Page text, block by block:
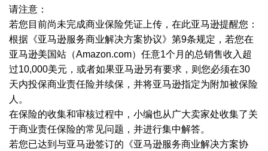
请注意：
若您目前尚未完成商业保险凭证上传，在此亚马逊提醒您：
根据《亚马逊服务商业解决方案协议》第9条规定，若您在
亚马逊美国站（Amazon.com）任意1个月的总销售收入超
过10,000美元，或者如果亚马逊另有要求，则您必须在30
天内投保商业责任险并续保，并将亚马逊指定为附加被保险
人。
在保险的收集和审核过程中，小编也从广大卖家处收集了关
于商业责任保险的常见问题，并进行集中解答。
若您已达到与亚马逊签订的《亚马逊服务商业解决方案协